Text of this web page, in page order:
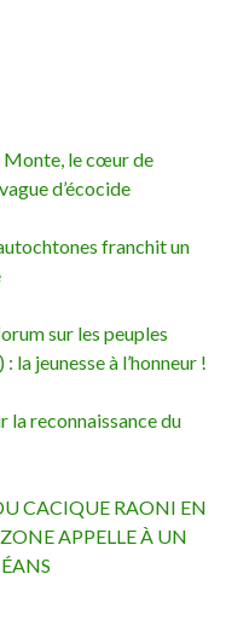
Monte, le cœur de
d’écocide
franchit un
sur les peuples
jeunesse à l’honneur !
reconnaissance du
CACIQUE RAONI EN
APPELLE À UN